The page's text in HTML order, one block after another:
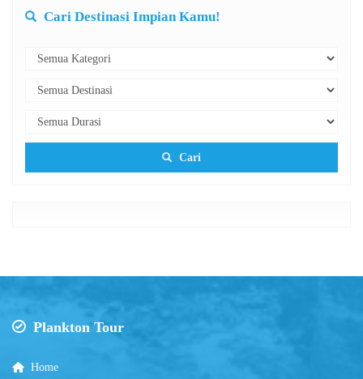
Cari Destinasi Impian Kamu!
Cari
Plankton Tour
Home